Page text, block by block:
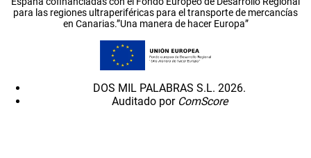
para las regiones ultraperiféricas para el transporte de mercancías
en Canarias.”Una manera de hacer Europa”
DOS MIL PALABRAS S.L. 2026.
Auditado por ComScore